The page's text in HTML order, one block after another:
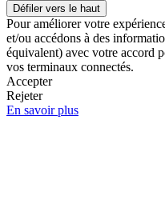
Défiler vers le haut
Pour améliorer votre
et/ou accédons à des
équivalent) avec votre accord
vos terminaux connectés.
Accepter
Rejeter
En savoir plus